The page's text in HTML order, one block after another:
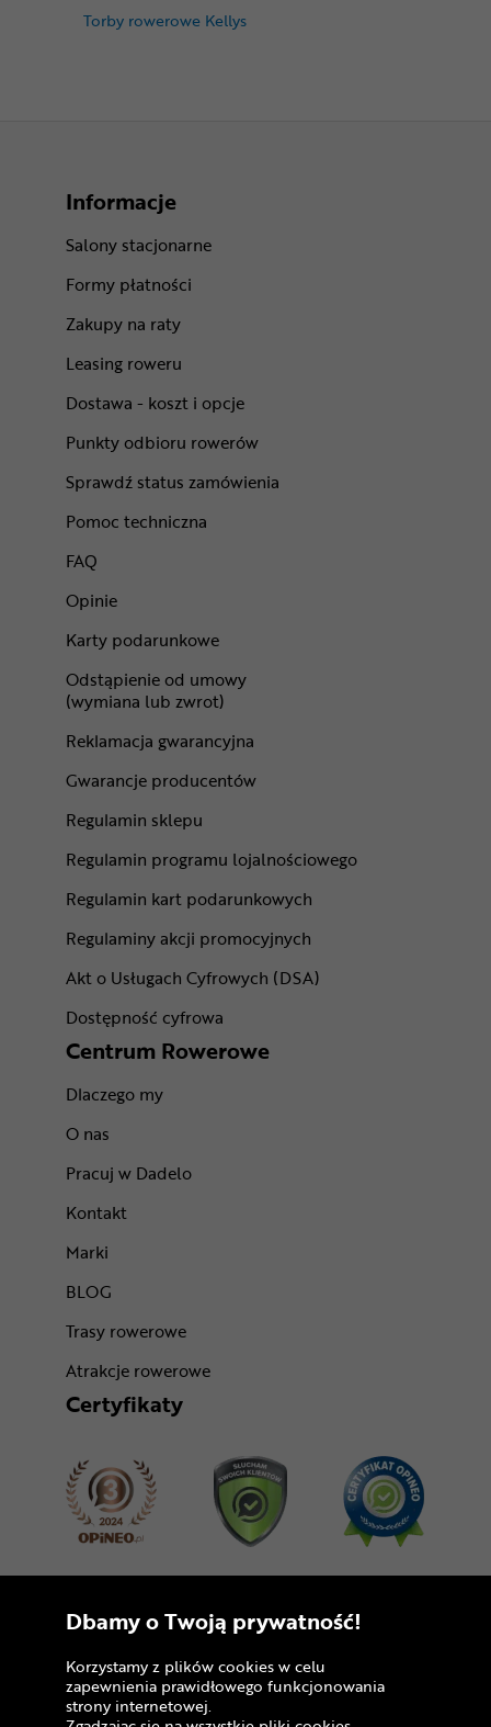
Torby rowerowe Kellys
Informacje
Salony stacjonarne
Formy płatności
Zakupy na raty
Leasing roweru
Dostawa - koszt i opcje
Punkty odbioru rowerów
Sprawdź status zamówienia
Pomoc techniczna
FAQ
Opinie
Karty podarunkowe
Odstąpienie od umowy
(wymiana lub zwrot)
Reklamacja gwarancyjna
Gwarancje producentów
Regulamin sklepu
Regulamin programu lojalnościowego
Regulamin kart podarunkowych
Regulaminy akcji promocyjnych
Akt o Usługach Cyfrowych (DSA)
Dostępność cyfrowa
Centrum Rowerowe
Dlaczego my
O nas
Pracuj w Dadelo
Kontakt
Marki
BLOG
Trasy rowerowe
Atrakcje rowerowe
Certyfikaty
Dołącz do nas
Dbamy o Twoją prywatność!
Korzystamy z plików cookies w celu
zapewnienia prawidłowego funkcjonowania
strony internetowej.